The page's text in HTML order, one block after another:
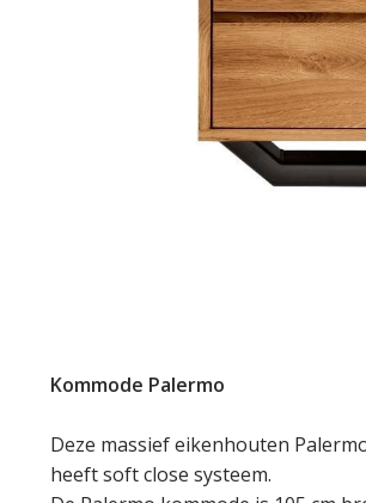
Kommode Palermo
Deze massief eikenhouten
heeft soft close systeem.